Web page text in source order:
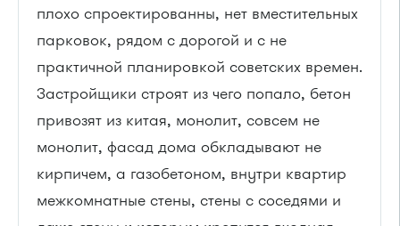
плохо спроектированны, нет вместительных
парковок, рядом с дорогой и с не
практичной планировкой советских времен.
Застройщики строят из чего попало, бетон
привозят из китая, монолит, совсем не
монолит, фасад дома обкладывают не
кирпичем, а газобетоном, внутри квартир
межкомнатные стены, стены с соседями и